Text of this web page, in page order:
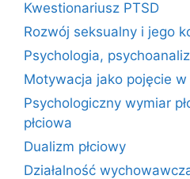
Kwestionariusz PTSD
Rozwój seksualny i jego
Psychologia,
Motywacja jako pojęcie
Psychologiczny wymiar
płciowa
Dualizm płciowy
Działalność